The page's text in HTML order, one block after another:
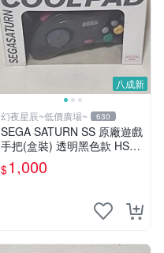
八成新
幻夜星辰~低價廣場~ 630
SEGA SATURN SS 原廠遊戲
手把(盒裝) 透明黑色款 HSS-
0101 美品 BB0332
$1,000